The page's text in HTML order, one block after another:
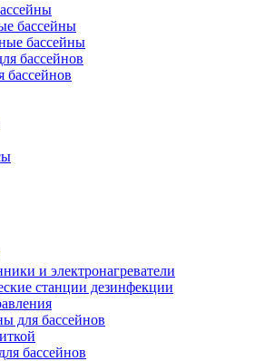
бассейны
бассейны
бассейнов
бассейнов
и электронагреватели
станции дезинфекции
для бассейнов
бассейнов